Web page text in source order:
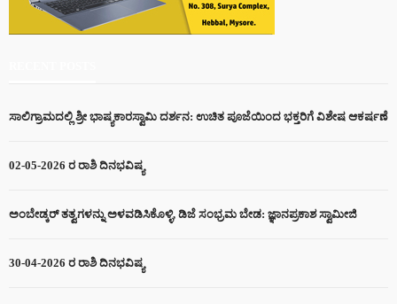
ಸಾಲಿಗ್ರಾಮದಲ್ಲಿ ಶ್ರೀ ಭಾಷ್ಯಕಾರಸ್ವಾಮಿ ದರ್ಶನ: ಉಚಿತ ಪೂಜೆಯಿಂದ ಭಕ್ತರಿಗೆ ವಿಶೇಷ ಆಕರ್ಷಣೆ
02-05-2026 ರ ರಾಶಿ ದಿನಭವಿಷ್ಯ
ಅಂಬೇಡ್ಕರ್ ತತ್ವಗಳನ್ನು ಅಳವಡಿಸಿಕೊಳ್ಳಿ, ಡಿಜೆ ಸಂಭ್ರಮ ಬೇಡ: ಜ್ಞಾನಪ್ರಕಾಶ ಸ್ವಾಮೀಜಿ
30-04-2026 ರ ರಾಶಿ ದಿನಭವಿಷ್ಯ